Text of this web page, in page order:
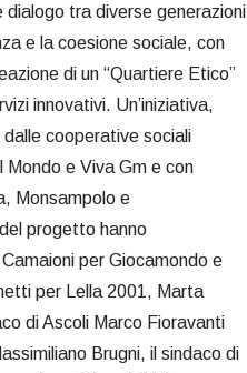
dialogo tra diverse generazioni
e la coesione sociale, con
di un “Quartiere Etico”
innovativi. Un’iniziativa,
cooperative sociali
e Viva Gm e con
Monsampolo e
progetto hanno
per Giocamondo e
per Lella 2001, Marta
di Ascoli Marco Fioravanti
Brugni, il sindaco di